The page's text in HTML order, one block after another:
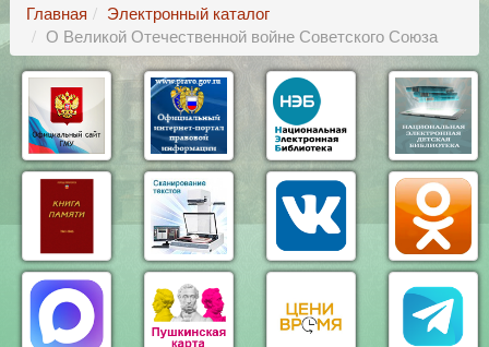
Главная
Электронный каталог
О Великой Отечественной войне Советского Союза